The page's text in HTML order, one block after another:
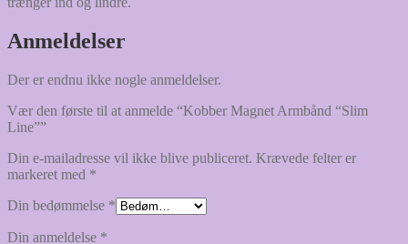
Anmeldelser
Der er endnu ikke nogle anmeldelser.
Vær den første til at anmelde “Kobber Magnet Armbånd “Slim
Line””
Din e-mailadresse vil ikke blive publiceret. Krævede felter er
markeret med *
Din bedømmelse *
Din anmeldelse *